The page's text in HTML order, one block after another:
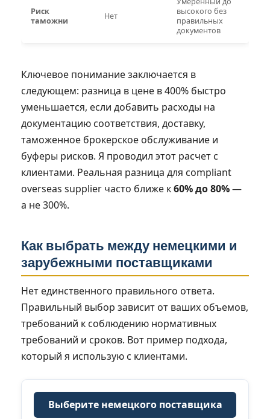
Риск
таможни
Нет
высокого без
правильных
документов
Ключевое понимание заключается в
следующем: разница в цене в 400% быстро
уменьшается, если добавить расходы на
документацию соответствия, доставку,
таможенное брокерское обслуживание и
буферы рисков. Я проводил этот расчет с
клиентами. Реальная разница для compliant
overseas supplier часто ближе к60% до 80%—
а не 300%.
Как выбрать между немецкими и
зарубежными поставщиками
Нет единственного правильного ответа.
Правильный выбор зависит от ваших объемов,
требований к соблюдению нормативных
требований и сроков. Вот пример подхода,
который я использую с клиентами.
Выберите немецкого поставщика